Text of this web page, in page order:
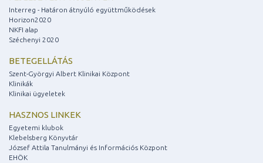
Interreg - Határon átnyúló együttműködések
Horizon2020
NKFI alap
Széchenyi 2020
BETEGELLÁTÁS
Szent-Györgyi Albert Klinikai Központ
Klinikák
Klinikai ügyeletek
HASZNOS LINKEK
Egyetemi klubok
Klebelsberg Könyvtár
József Attila Tanulmányi és Információs Központ
EHÖK